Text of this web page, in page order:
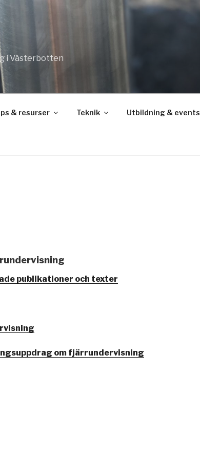
i Västerbotten
& resurser Teknik Utbildning & events
publikationer och texter
om fjärrundervisning